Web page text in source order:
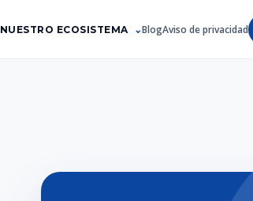
NUESTRO ECOSISTEMA BlogAviso de privacidad